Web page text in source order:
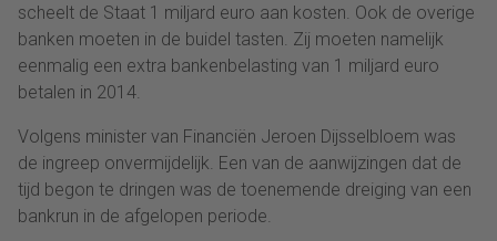
scheelt de Staat 1 miljard euro aan kosten. Ook de overige
banken moeten in de buidel tasten. Zij moeten namelijk
eenmalig een extra bankenbelasting van 1 miljard euro
betalen in 2014.
Volgens minister van Financiën Jeroen Dijsselbloem was
de ingreep onvermijdelijk. Een van de aanwijzingen dat de
tijd begon te dringen was de toenemende dreiging van een
bankrun in de afgelopen periode.